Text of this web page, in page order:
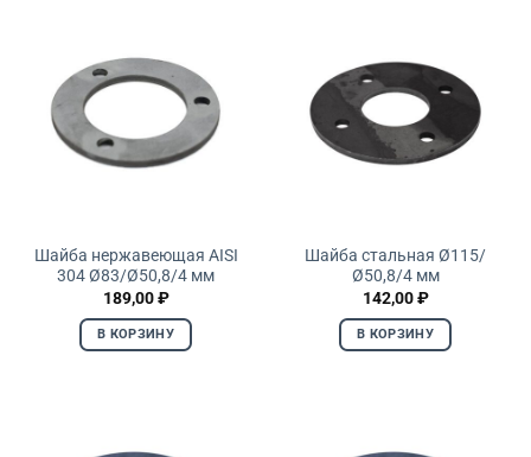
Шайба нержавеющая AISI
304 Ø83/Ø50,8/4 мм
189,00₽
В КОРЗИНУ
Шайба стальная Ø115/
Ø50,8/4 мм
142,00₽
В КОРЗИНУ